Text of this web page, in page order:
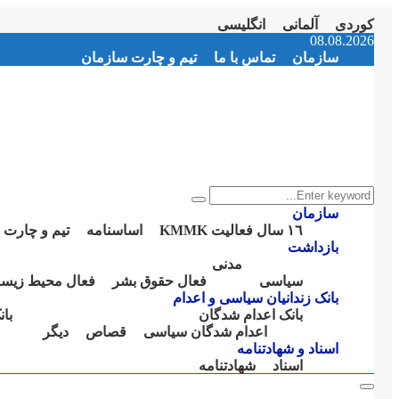
کوردی آلمانی
انگلیسی
Facebook
Twitter
Instagram
Youtube
Email
Telegram
08.08.2026
سازمان
تماس با ما تیم و چارت سازمان
Search
for:
Search
سازمان
١٦ سال فعالیت KMMK
اساسنامە
تیم و
بازداشت
سیاسی
مدنی
فعال حقوق بشر
فعال محیط
بانک زندانیان سیاسی و اعدام
بانک اعدام شدگان
اعدام شدگان سیاسی
قصاص دیگر
اسناد و شهادتنامە
اسناد
شهادتنامە
Primary